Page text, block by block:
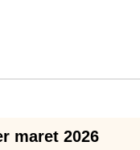
maret 2026